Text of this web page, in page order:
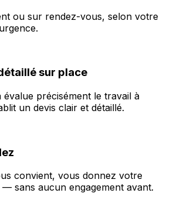
ou sur rendez-vous, selon votre
sur place
évalue précisément le travail à
un devis clair et détaillé.
convient, vous donnez votre
sans aucun engagement avant.